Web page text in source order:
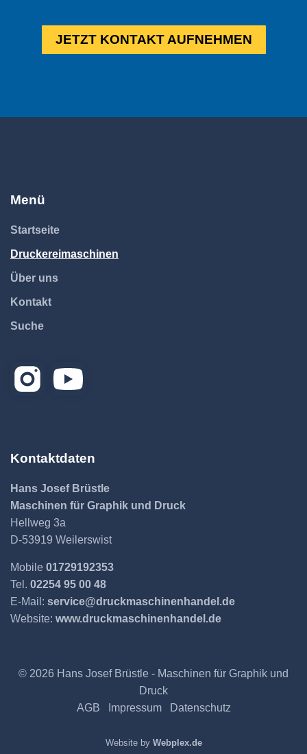
JETZT KONTAKT AUFNEHMEN
Menü
Startseite
Druckereimaschinen
Über uns
Kontakt
Suche
Kontaktdaten
Hans Josef Brüstle
Maschinen für Graphik und Druck
Hellweg 3a
D-53919 Weilerswist
Mobile 01729192353
Tel. 02254 95 00 48
E-Mail: service@druckmaschinenhandel.de
Website: www.druckmaschinenhandel.de
© 2026 Hans Josef Brüstle - Maschinen für Graphik und
Druck
AGB
Impressum Datenschutz
Website by Webplex.de